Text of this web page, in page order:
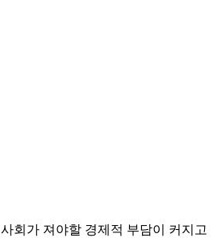
회가 져야할 경제적 부담이 커지고